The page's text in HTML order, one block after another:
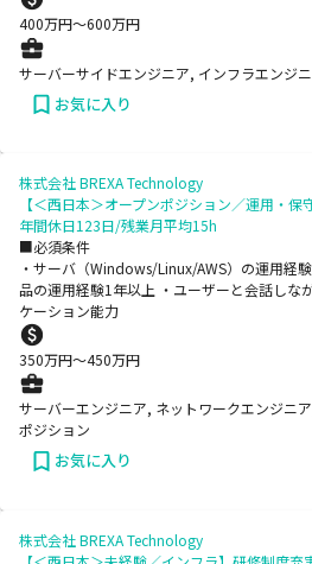
400万円〜600万円
サーバーサイドエンジニア, インフラエンジ
お気に入り
株式会社 BREXA Technology
【＜西日本＞オープンポジション／運用・
年間休日123日/残業月平均15h
■必須条件
・サーバ（Windows/Linux/AWS）の運用経
品の運用経験1年以上 ・ユーザーと会話しな
ケーション能力
350万円〜450万円
サーバーエンジニア, ネットワークエンジニ
ポジション
お気に入り
株式会社 BREXA Technology